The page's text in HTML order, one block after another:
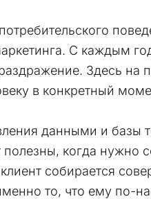
С каждым
Здесь
в конкретный
данными и базы
когда нужно
собирается
то, что ему по-